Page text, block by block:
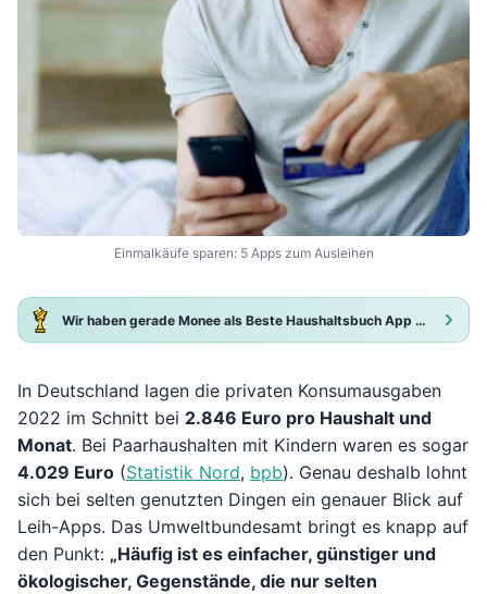
Einmalkäufe sparen: 5 Apps zum Ausleihen
Wir haben gerade Monee als Beste Haushaltsbuch App 2025 ausgezeichnet!
In Deutschland lagen die privaten Konsumausgaben
2022 im Schnitt bei 2.846 Euro pro Haushalt und
Monat. Bei Paarhaushalten mit Kindern waren es sogar
4.029 Euro (Statistik Nord, bpb). Genau deshalb lohnt
sich bei selten genutzten Dingen ein genauer Blick auf
Leih-Apps. Das Umweltbundesamt bringt es knapp auf
den Punkt: „Häufig ist es einfacher, günstiger und
ökologischer, Gegenstände, die nur selten